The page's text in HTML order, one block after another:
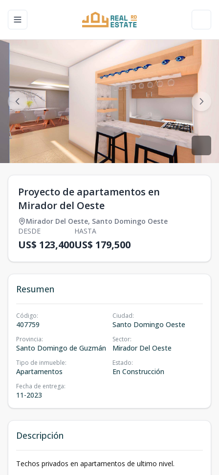
Toggle navigation menu
Proyecto de apartamentos en
Mirador del Oeste
Mirador Del Oeste, Santo Domingo Oeste
DESDE
US$ 123,400
HASTA
US$ 179,500
Resumen
Código:
407759
Ciudad:
Santo Domingo Oeste
Provincia:
Santo Domingo de Guzmán
Sector:
Mirador Del Oeste
Tipo de inmueble:
Apartamentos
Estado:
En Construcción
Fecha de entrega:
11-2023
Descripción
Techos privados en apartamentos de ultimo nivel.